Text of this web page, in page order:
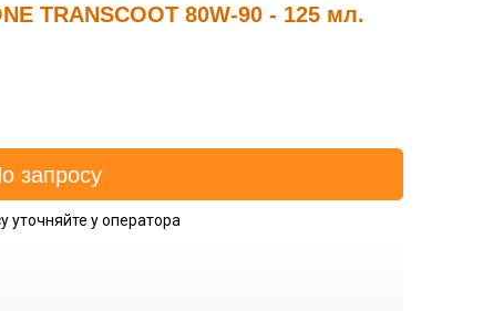
TRANSCOOT 80W-90 - 125 мл.
уточняйте у оператора